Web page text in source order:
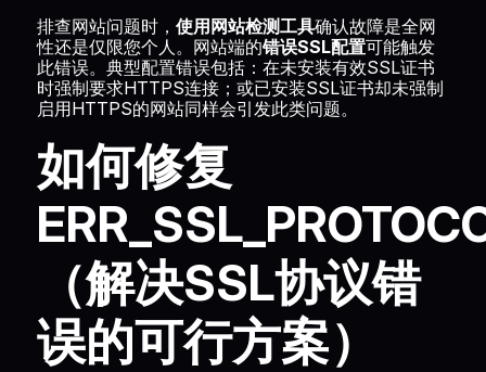
排查网站问题时， 使用网站检测工具确认故障是全网
性还是仅限您个人。网站端的错误SSL配置可能触发
此错误。典型配置错误包括：在未安装有效SSL证书
时强制要求HTTPS连接；或已安装SSL证书却未强制
启用HTTPS的网站同样会引发此类问题。
如何修复
（解决SSL协议错
误的可行方案）